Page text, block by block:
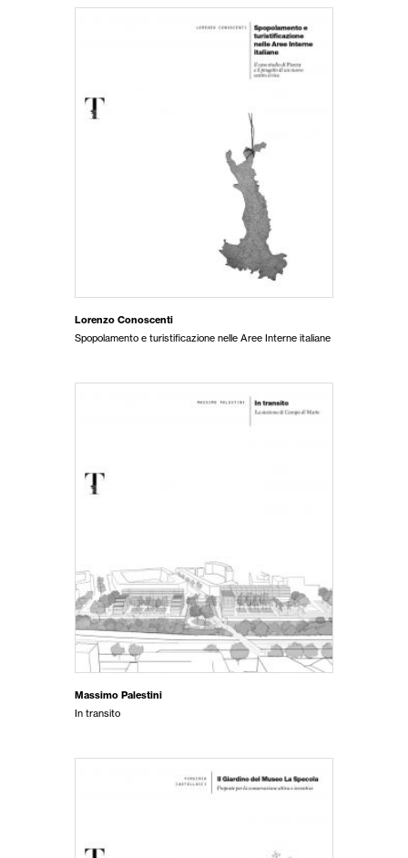
Lorenzo Conoscenti
Spopolamento e turistificazione nelle Aree Interne italiane
Massimo Palestini
In transito